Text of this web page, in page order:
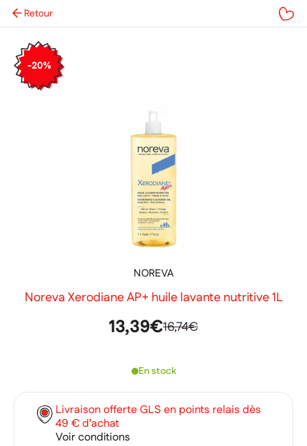
Retour
NOREVA
Noreva Xerodiane AP+ huile lavante nutritive 1L
13,39€16,74€
En stock
Livraison offerte GLS en points relais dès
49 € d’achat
Voir conditions
-20%